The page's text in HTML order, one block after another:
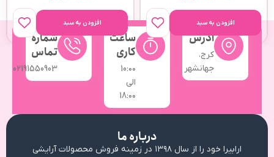
افزودن به سبد افزودن به سبد
آدرس
کرج،
جهانشهر
ساعت
کاری
10:۰۰
الی
18:۰۰
شماره
تماس
02191550903
درباره ما
ارابیرا خود را از سال ۱۳۹۸ در زمینه فروش محصولات آرایشی